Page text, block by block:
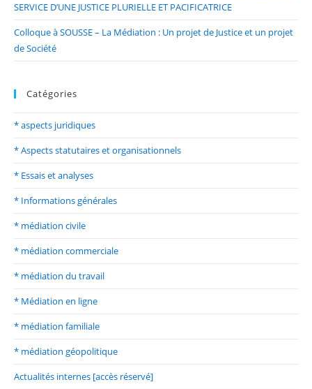
SERVICE D’UNE JUSTICE PLURIELLE ET PACIFICATRICE
Colloque à SOUSSE – La Médiation : Un projet de Justice et un projet
de Société
Catégories
* aspects juridiques
* Aspects statutaires et organisationnels
* Essais et analyses
* Informations générales
* médiation civile
* médiation commerciale
* médiation du travail
* Médiation en ligne
* médiation familiale
* médiation géopolitique
Actualités internes [accès réservé]